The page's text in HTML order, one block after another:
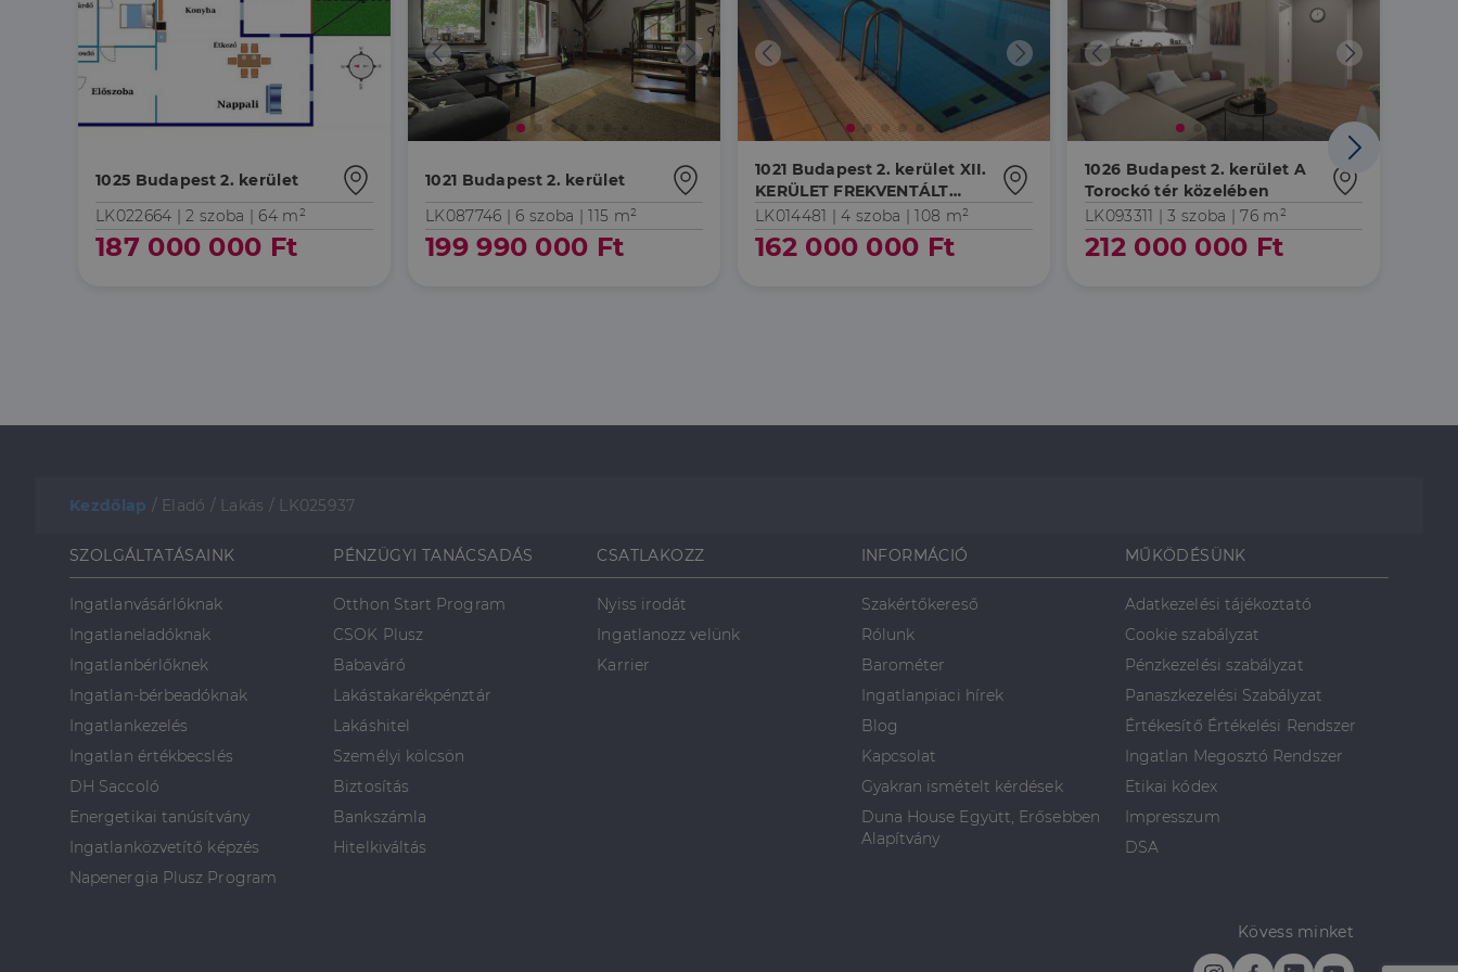
1025 Budapest 2. kerület
LK022664 |2 szoba | 64 m²
187 000 000 Ft
1021 Budapest 2. kerület
LK087746 | 6 szoba | 115 m²
199 990 000 Ft
1021 Budapest 2. kerület XII.
KERÜLET FREKVENTÁLT
RÉSZÉN FÖLDSZINTI LAKÁS
LK014481 |4 szoba | 108 m²
162 000 000 Ft
1026 Budapest 2. kerület A
Torockó tér közelében
LK093311 |3 szoba | 76 m²
212 000 000 Ft
Kezdőlap / Eladó / Lakás / LK025937
SZOLGÁLTATÁSAINK
Ingatlanvásárlóknak
Ingatlaneladóknak
Ingatlanbérlőknek
Ingatlan-bérbeadóknak
Ingatlankezelés
Ingatlan értékbecslés
DH Saccoló
Energetikai tanúsítvány
Ingatlanközvetítő képzés
Napenergia Plusz Program
PÉNZÜGYI TANÁCSADÁS
Otthon Start Program
CSOK Plusz
Babaváró
Lakástakarékpénztár
Lakáshitel
Személyi kölcsön
Biztosítás
Bankszámla
Hitelkiváltás
CSATLAKOZZ
Nyiss irodát
Ingatlanozz velünk
Karrier
INFORMÁCIÓ
Szakértőkereső
Rólunk
Barométer
Ingatlanpiaci hírek
Blog
Kapcsolat
Gyakran ismételt kérdések
Duna House Együtt, Erősebben
Alapítvány
MŰKÖDÉSÜNK
Adatkezelési tájékoztató
Cookie szabályzat
Pénzkezelési szabályzat
Panaszkezelési Szabályzat
Értékesítő Értékelési Rendszer
Ingatlan Megosztó Rendszer
Etikai kódex
Impresszum
DSA
Kövess minket